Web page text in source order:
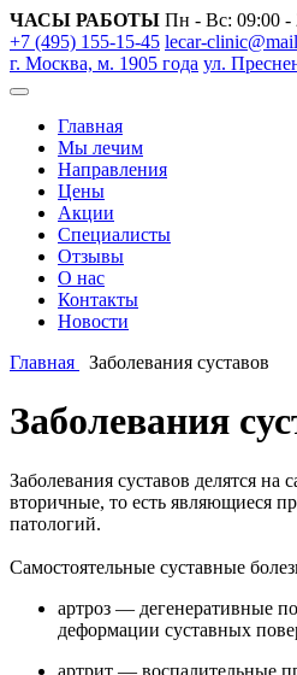
ЧАСЫ РАБОТЫ Пн - Вс: 09:00 -
+7 (495) 155-15-45 lecar-
г. Москва, м. 1905 года ул.
Главная
Мы лечим
Направления
Цены
Акции
Специалисты
Отзывы
О нас
Контакты
Новости
Главная
Заболевания суставов
Заболевания
Заболевания суставов делятся на
вторичные, то есть являющиеся
патологий.
Самостоятельные суставные
артроз — дегенеративные
деформации суставных
артрит — воспалительные